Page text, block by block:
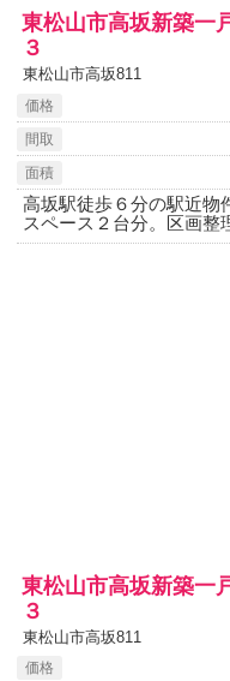
東松山市高坂新築
３
東松山市高坂811
価格
間取
面積
高坂駅徒歩６分の駅近物
スペース２台分。区画
東松山市高坂新築
３
東松山市高坂811
価格